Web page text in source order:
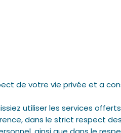
de votre vie privée et a
utiliser les services
dans le strict respect